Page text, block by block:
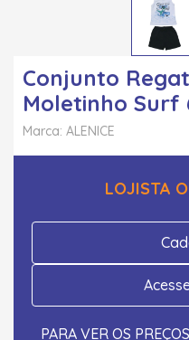
Conjunto
Moletinho Surf
Marca: ALENICE
LOJISTA
PARA VER OS